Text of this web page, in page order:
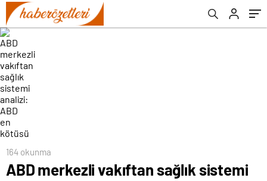
164 okunma
ABD merkezli vakıftan sağlık sistemi